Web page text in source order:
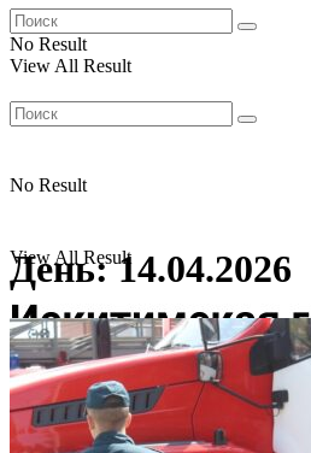
No Result
View All Result
No Result
View All Result
День:14.04.2026